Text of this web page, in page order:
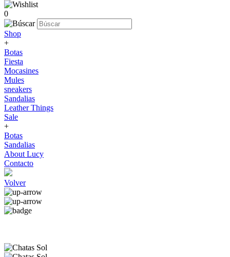
0
Shop
+
Botas
Fiesta
Mocasines
Mules
sneakers
Sandalias
Leather Things
Sale
+
Botas
Sandalias
About Lucy
Contacto
Volver